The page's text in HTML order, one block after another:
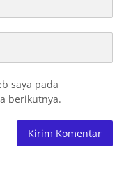
saya pada
berikutnya.